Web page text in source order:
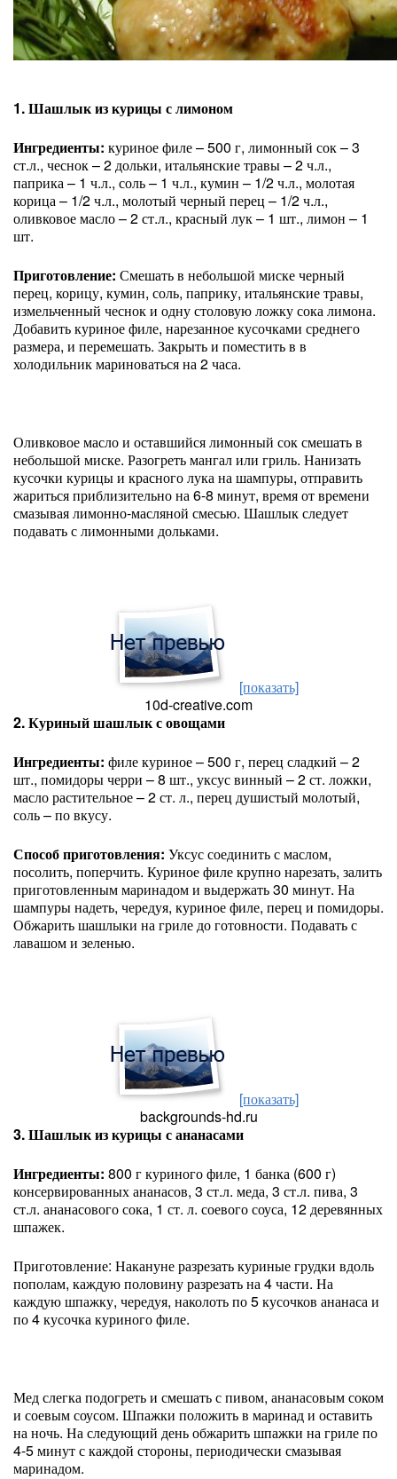
1. Шашлык из курицы с лимоном
Ингредиенты: куриное филе – 500 г, лимонный сок – 3
ст.л., чеснок – 2 дольки, итальянские травы – 2 ч.л.,
паприка – 1 ч.л., соль – 1 ч.л., кумин – 1/2 ч.л., молотая
корица – 1/2 ч.л., молотый черный перец – 1/2 ч.л.,
оливковое масло – 2 ст.л., красный лук – 1 шт., лимон – 1
шт.
Приготовление: Смешать в небольшой миске черный
перец, корицу, кумин, соль, паприку, итальянские травы,
измельченный чеснок и одну столовую ложку сока лимона.
Добавить куриное филе, нарезанное кусочками среднего
размера, и перемешать. Закрыть и поместить в в
холодильник мариноваться на 2 часа.
Оливковое масло и оставшийся лимонный сок смешать в
небольшой миске. Разогреть мангал или гриль. Нанизать
кусочки курицы и красного лука на шампуры, отправить
жариться приблизительно на 6-8 минут, время от времени
смазывая лимонно-масляной смесью. Шашлык следует
подавать с лимонными дольками.
[показать]
10d-creative.com
2. Куриный шашлык с овощами
Ингредиенты: филе куриное – 500 г, перец сладкий – 2
шт., помидоры черри – 8 шт., уксус винный – 2 ст. ложки,
масло растительное – 2 ст. л., перец душистый молотый,
соль – по вкусу.
Способ приготовления: Уксус соединить с маслом,
посолить, поперчить. Куриное филе крупно нарезать, залить
приготовленным маринадом и выдержать 30 минут. На
шампуры надеть, чередуя, куриное филе, перец и помидоры.
Обжарить шашлыки на гриле до готовности. Подавать с
лавашом и зеленью.
[показать]
backgrounds-hd.ru
3. Шашлык из курицы с ананасами
Ингредиенты: 800 г куриного филе, 1 банка (600 г)
консервированных ананасов, 3 ст.л. меда, 3 ст.л. пива, 3
ст.л. ананасового сока, 1 ст. л. соевого соуса, 12 деревянных
шпажек.
Приготовление: Накануне разрезать куриные грудки вдоль
пополам, каждую половину разрезать на 4 части. На
каждую шпажку, чередуя, наколоть по 5 кусочков ананаса и
по 4 кусочка куриного филе.
Мед слегка подогреть и смешать с пивом, ананасовым соком
и соевым соусом. Шпажки положить в маринад и оставить
на ночь. На следующий день обжарить шпажки на гриле по
4-5 минут с каждой стороны, периодически смазывая
маринадом.